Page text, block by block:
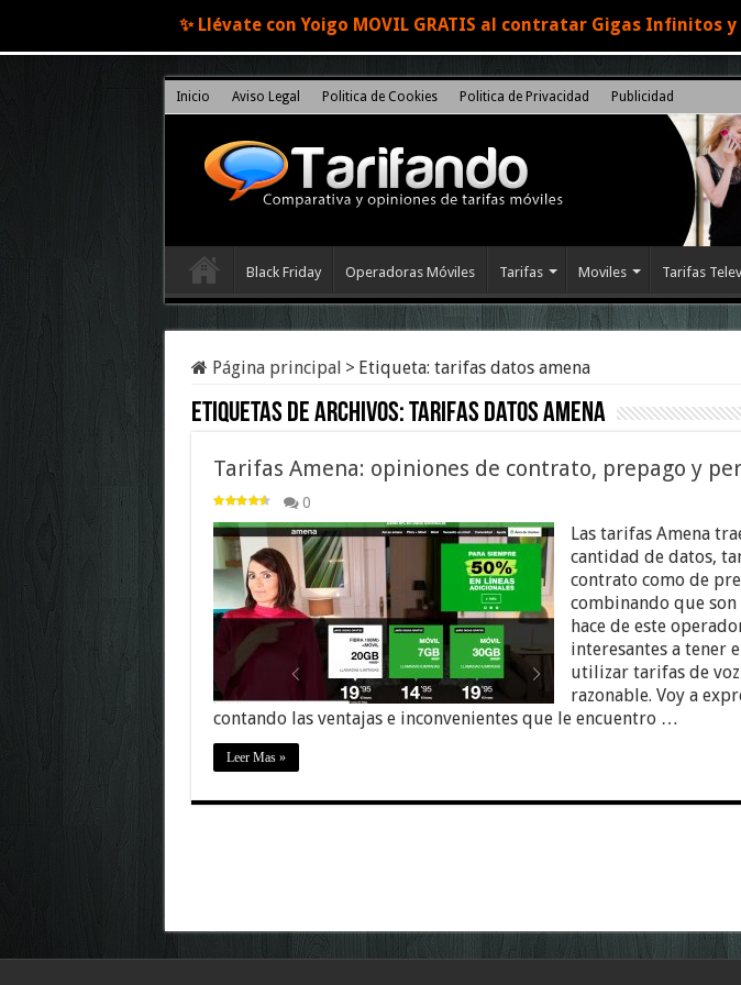
Inicio Aviso Legal Politica de Cookies Politica de Privacidad Publicidad
Black Friday Operadoras Móviles Tarifas Moviles Tarifas
Página principal > Etiqueta: tarifas datos amena
Etiquetas de archivos:tarifas datos amena
Tarifas Amena: opiniones de contrato, prepago y
0
Las tarifas Amena
cantidad de datos,
contrato como de
combinando que
hace de este
interesantes a tener
utilizar tarifas de
razonable. Voy a
contando las ventajas e inconvenientes que le encuentro …
Leer Mas »
✨ Llévate con Yoigo MOVIL GRATIS al contratar Gigas Infinitos